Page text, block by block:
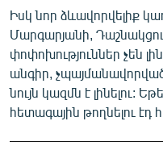
Իսկ նոր ձևավորվելիք
Մարգարյանի,
փոփոխություններ չեն
անգիր,
նույն կազմն է լինելու:
հետագային թողնելու էդ